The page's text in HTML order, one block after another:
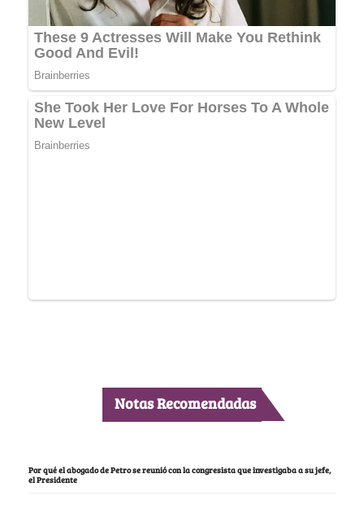
Notas Recomendadas
Por qué el abogado de Petro se reunió con la congresista que investigaba a su jefe,
el Presidente